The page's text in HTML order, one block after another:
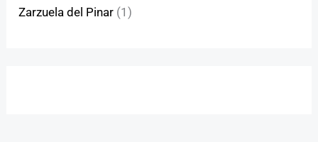
Zarzuela del Pinar (1)